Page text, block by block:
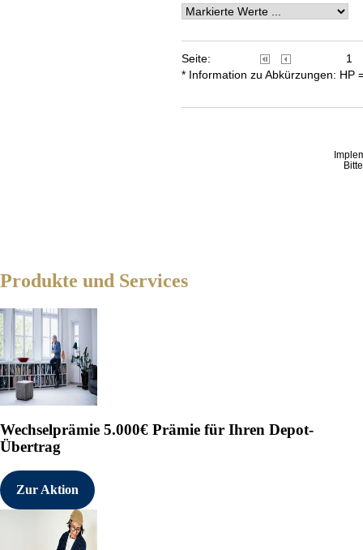
Seite:
1
* Information zu Abkürzungen: HP
Produkte und Services
Wechselprämie 5.000€ Prämie für Ihren Depot-
Übertrag
Zur Aktion